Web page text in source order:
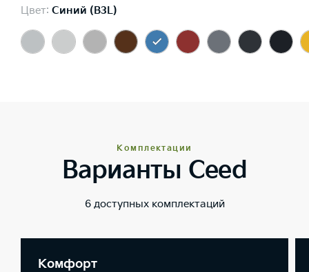
Цвет: Синий (B3L)
Комплектации
Варианты Ceed
6 доступных комплектаций
Комфорт